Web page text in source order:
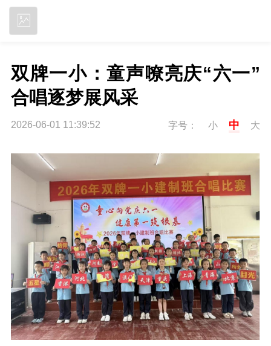
双牌一小：童声嘹亮庆“六一”
合唱逐梦展风采
2026-06-01 11:39:52 字号： 小 中 大